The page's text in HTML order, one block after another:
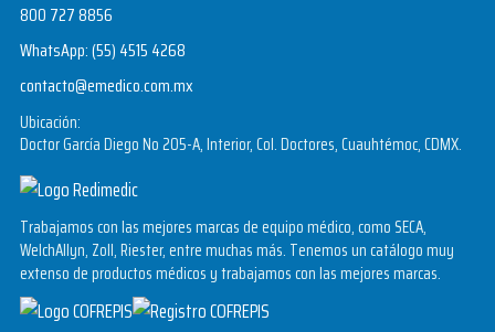
800 727 8856
WhatsApp:(55) 4515 4268
contacto@emedico.com.mx
Ubicación:
Doctor García Diego No 205-A, Interior, Col. Doctores, Cuauhtémoc, CDMX.
Trabajamos con las mejores marcas de equipo médico, como SECA,
WelchAllyn, Zoll, Riester, entre muchas más. Tenemos un catálogo muy
extenso de productos médicos y trabajamos con las mejores marcas.